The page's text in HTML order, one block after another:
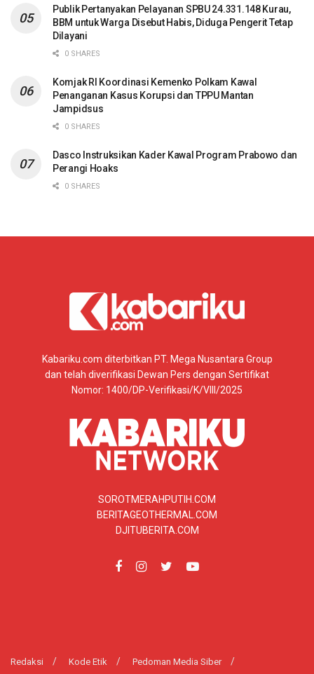
Publik Pertanyakan Pelayanan SPBU 24.331.148 Kurau,
BBM untuk Warga Disebut Habis, Diduga Pengerit Tetap
Dilayani
0 SHARES
Komjak RI Koordinasi Kemenko Polkam Kawal
Penanganan Kasus Korupsi dan TPPU Mantan
Jampidsus
0 SHARES
Dasco Instruksikan Kader Kawal Program Prabowo dan
Perangi Hoaks
0 SHARES
Kabariku.com diterbitkan PT. Mega Nusantara Group
dan telah diverifikasi Dewan Pers dengan Sertifikat
Nomor: 1400/DP-Verifikasi/K/VIII/2025
SOROTMERAHPUTIH.COM
BERITAGEOTHERMAL.COM
DJITUBERITA.COM
Redaksi Kode Etik
Pedoman Media Siber